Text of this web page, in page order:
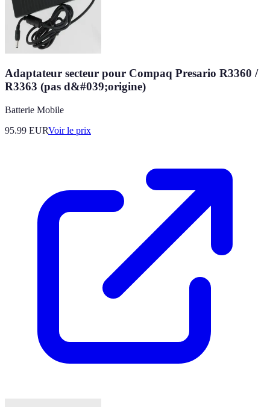
Adaptateur secteur pour Compaq Presario R3360 /
R3363 (pas d&#039;origine)
Batterie Mobile
95.99 EURVoir le prix